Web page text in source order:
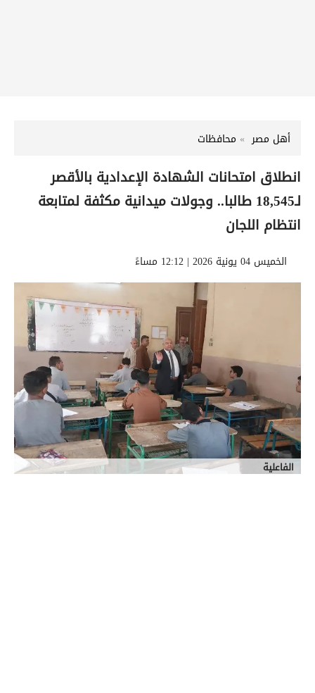
أهل مصر محافظات
انطلاق امتحانات الشهادة الإعدادية بالأقصر
لـ18,545 طالبا.. وجولات ميدانية مكثفة لمتابعة
انتظام اللجان
الخميس 04 يونية 2026 | 12:12 مساءً
الفاعلية